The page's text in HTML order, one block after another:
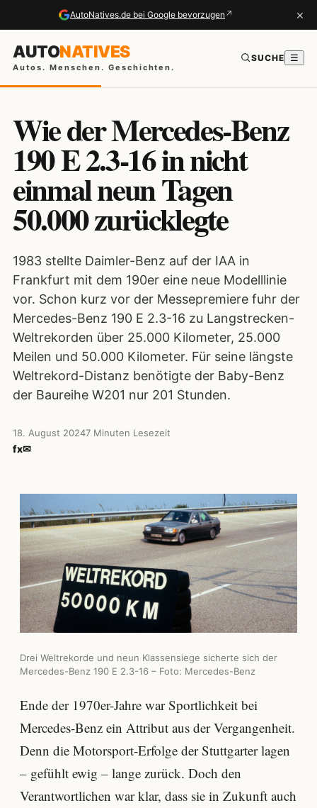
AutoNatives.de bei Google bevorzugen ↗ ×
AUTONATIVES
Autos. Menschen. Geschichten.
SUCHE ☰
Wie der Mercedes-Benz
190 E 2.3-16 in nicht
einmal neun Tagen
50.000 zurücklegte
1983 stellte Daimler-Benz auf der IAA in
Frankfurt mit dem 190er eine neue Modelllinie
vor. Schon kurz vor der Messepremiere fuhr der
Mercedes-Benz 190 E 2.3-16 zu Langstrecken-
Weltrekorden über 25.000 Kilometer, 25.000
Meilen und 50.000 Kilometer. Für seine längste
Weltrekord-Distanz benötigte der Baby-Benz
der Baureihe W201 nur 201 Stunden.
18. August 20247 Minuten Lesezeit
fx✉
Drei Weltrekorde und neun Klassensiege sicherte sich der
Mercedes-Benz 190 E 2.3-16 – Foto: Mercedes-Benz
Ende der 1970er-Jahre war Sportlichkeit bei
Mercedes-Benz ein Attribut aus der Vergangenheit.
Denn die Motorsport-Erfolge der Stuttgarter lagen
– gefühlt ewig – lange zurück. Doch den
Verantwortlichen war klar, dass sie in Zukunft auch